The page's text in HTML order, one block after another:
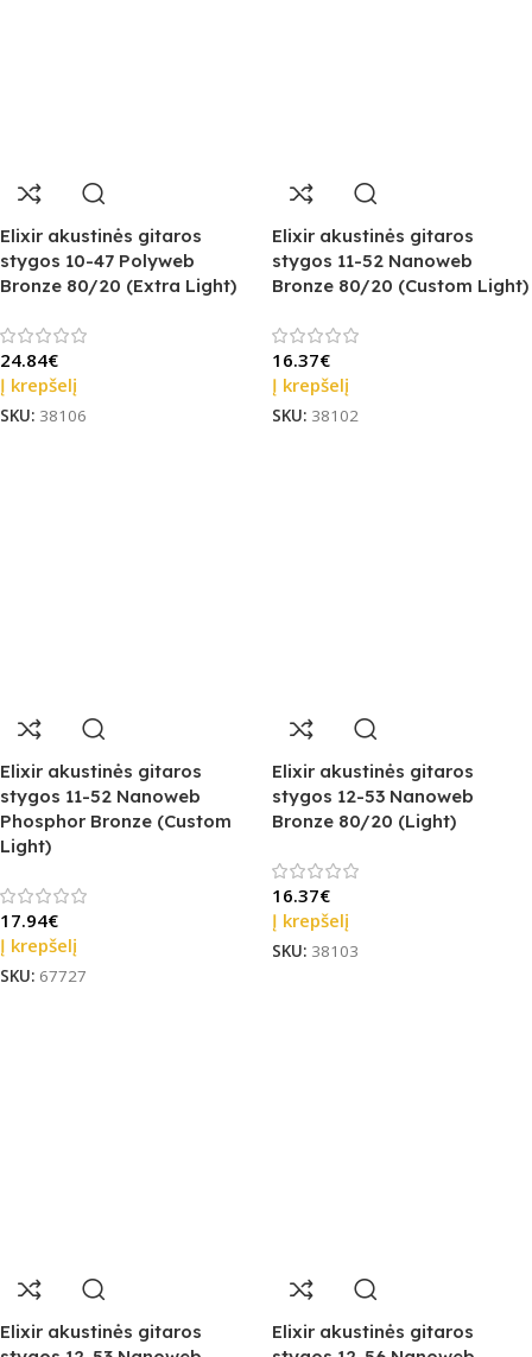
Elixir akustinės gitaros
stygos 10-47 Polyweb
Bronze 80/20 (Extra Light)
24.84€
Į krepšelį
SKU: 38106
Elixir akustinės gitaros
stygos 11-52 Nanoweb
Bronze 80/20 (Custom Light)
16.37€
Į krepšelį
SKU: 38102
Elixir akustinės gitaros
stygos 11-52 Nanoweb
Phosphor Bronze (Custom
Light)
17.94€
Į krepšelį
SKU: 67727
Elixir akustinės gitaros
stygos 12-53 Nanoweb
Bronze 80/20 (Light)
16.37€
Į krepšelį
SKU: 38103
Elixir akustinės gitaros
Elixir akustinės gitaros